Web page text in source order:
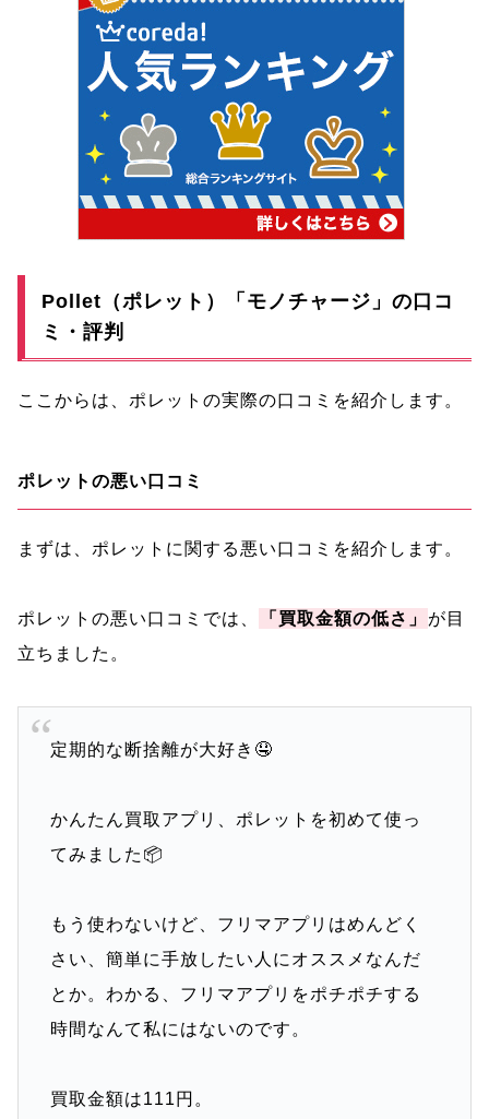
Pollet（ポレット）「モノチャージ」の口コ
ミ・評判
ここからは、ポレットの実際の口コミを紹介します。
ポレットの悪い口コミ
まずは、ポレットに関する悪い口コミを紹介します。
ポレットの悪い口コミでは、 「買取金額の低さ」
が目
立ちました。
定期的な断捨離が大好き🤤
かんたん買取アプリ、ポレットを初めて使っ
てみました📦
もう使わないけど、フリマアプリはめんどく
さい、簡単に手放したい人にオススメなんだ
とか。わかる、フリマアプリをポチポチする
時間なんて私にはないのです。
買取金額は111円。